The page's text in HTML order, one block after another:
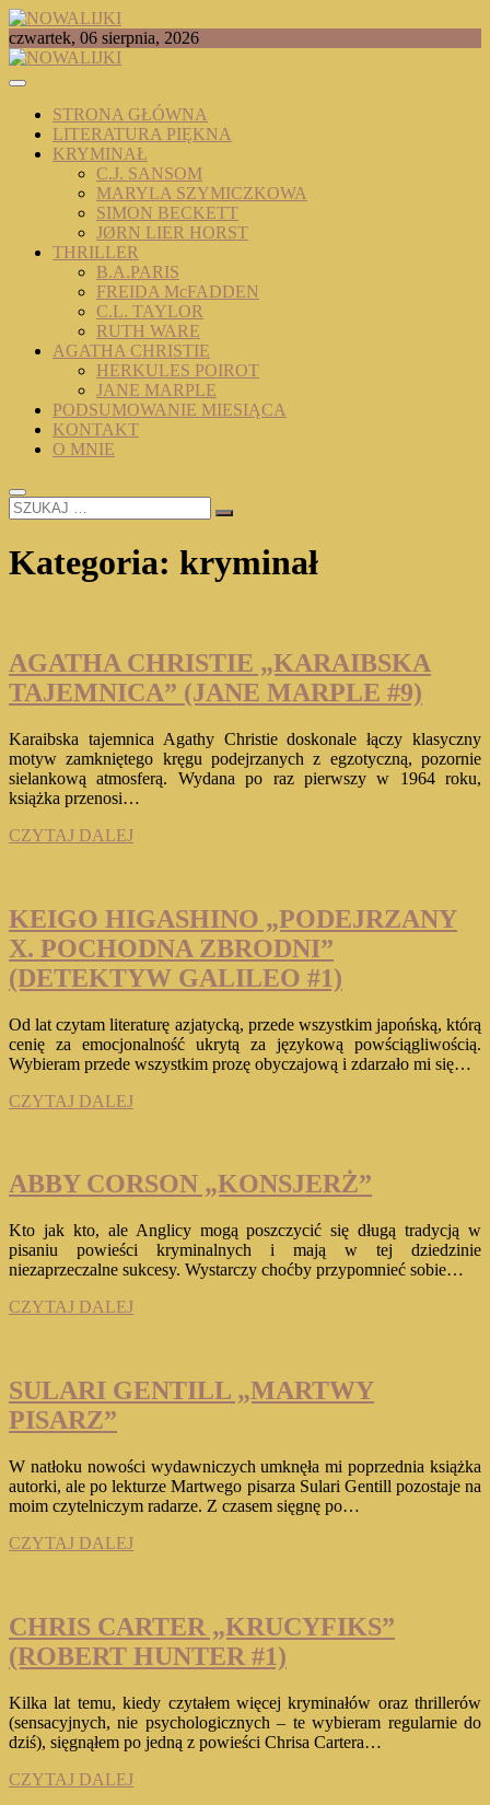
Skip
to
content
NOWALIJKI
TOMASZ RADOCHOŃSKI PISZE O KSIĄŻKACH
czwartek, 06 sierpnia, 2026
STRONA GŁÓWNA
LITERATURA PIĘKNA
KRYMINAŁ
C.J. SANSOM
MARYLA SZYMICZKOWA
SIMON BECKETT
JØRN LIER HORST
THRILLER
B.A.PARIS
FREIDA McFADDEN
C.L. TAYLOR
RUTH WARE
AGATHA CHRISTIE
HERKULES POIROT
JANE MARPLE
PODSUMOWANIE MIESIĄCA
KONTAKT
O MNIE
SZUKAJ
…
Kategoria: kryminał
AGATHA CHRISTIE „KARAIBSKA
TAJEMNICA” (JANE MARPLE #9)
Karaibska tajemnica Agathy Christie doskonale łączy klasyczny
motyw zamkniętego kręgu podejrzanych z egzotyczną, pozornie
sielankową atmosferą. Wydana po raz pierwszy w 1964 roku,
książka przenosi…
CZYTAJ DALEJAGATHA
(JANE
MARPLE
#9)
KEIGO HIGASHINO „PODEJRZANY
X. POCHODNA ZBRODNI”
(DETEKTYW GALILEO #1)
Od lat czytam literaturę azjatycką, przede wszystkim japońską, którą
cenię za emocjonalność ukrytą za językową powściągliwością.
Wybieram przede wszystkim prozę obyczajową i zdarzało mi się…
CZYTAJ DALEJKEIGO
POCHODNA
ZBRODNI”
GALILEO
#1)
ABBY CORSON „KONSJERŻ”
Kto jak kto, ale Anglicy mogą poszczycić się długą tradycją w
pisaniu powieści kryminalnych i mają w tej dziedzinie
niezaprzeczalne sukcesy. Wystarczy choćby przypomnieć sobie…
CZYTAJ DALEJABBY
SULARI GENTILL „MARTWY
PISARZ”
W natłoku nowości wydawniczych umknęła mi poprzednia książka
autorki, ale po lekturze Martwego pisarza Sulari Gentill pozostaje na
moim czytelniczym radarze. Z czasem sięgnę po…
CZYTAJ DALEJSULARI
CHRIS CARTER „KRUCYFIKS”
(ROBERT HUNTER #1)
Kilka lat temu, kiedy czytałem więcej kryminałów oraz thrillerów
(sensacyjnych, nie psychologicznych – te wybieram regularnie do
dziś), sięgnąłem po jedną z powieści Chrisa Cartera…
CZYTAJ DALEJCHRIS